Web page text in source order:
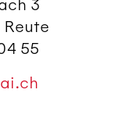
3
Reute
55